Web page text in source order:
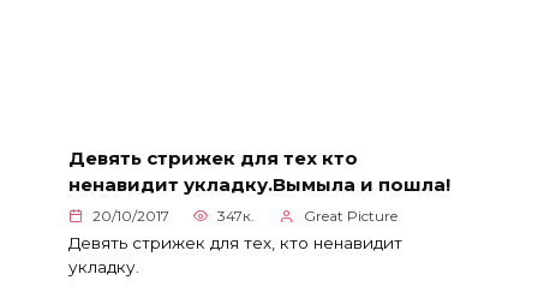
Девять стрижек для тех кто
ненавидит укладку.Вымыла и пошла!
20/10/2017 347к. Great Picture
Девять стрижек для тех, кто ненавидит
укладку.